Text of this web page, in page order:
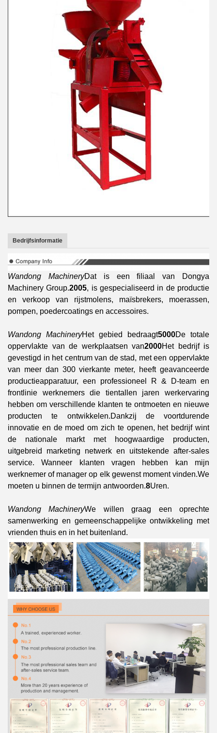
Bedrijfsinformatie
Wandong MachineryDat is een filiaal van Dongya
Machinery Group.2005, is gespecialiseerd in de productie
en verkoop van rijstmolens, maïsbrekers, moerassen,
pompen, poedercoatings en accessoires.
Wandong MachineryHet gebied bedraagt5000De totale
oppervlakte van de werkplaatsen van2000Het bedrijf is
gevestigd in het centrum van de stad, met een oppervlakte
van meer dan 300 vierkante meter, heeft geavanceerde
productieapparatuur, een professioneel R & D-team en
frontlinie werknemers die tientallen jaren werkervaring
hebben om verschillende klanten te ontmoeten en nieuwe
producten te ontwikkelen.Dankzij de voortdurende
innovatie en de moed om zich te openen, het bedrijf wint
de nationale markt met hoogwaardige producten,
uitgebreid marketing netwerk en uitstekende after-sales
service. Wanneer klanten vragen hebben kan mijn
werknemer of manager op elk gewenst moment vinden.We
moeten u binnen de termijn antwoorden.8Uren.
Wandong MachineryWe willen graag een oprechte
samenwerking en gemeenschappelijke ontwikkeling met
vrienden thuis en in het buitenland.